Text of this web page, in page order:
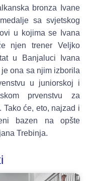
bronza Ivane
sa svjetskog
u kojima se Ivana
njen trener Veljko
u Banjaluci Ivana
ona sa njim izborila
u juniorskoj i
prvenstvu za
Tako će, eto, najzad i
bazen na opšte
Trebinja.